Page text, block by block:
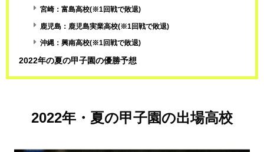
宮崎：富島高校(※1回戦で敗退)
鹿児島：鹿児島実業高校(※1回戦で敗退)
沖縄：興南高校(※1回戦で敗退)
2022年の夏の甲子園の優勝予想
2022年・夏の甲子園の出場高校